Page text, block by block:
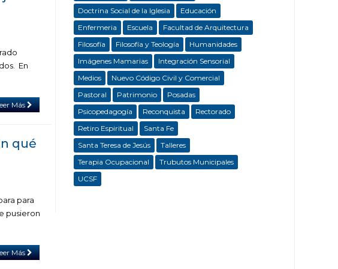
En
Más
qué
para
pusieron
Más
Doctrina Social de la Iglesia
Educación
Enfermeria
Escuela
Facultad de Arquitectura
Filosofía
Filosofía y Teología
Humanidades
Imágenes Mamarias
Integración Sensorial
Medios
Nuevo Código Civil y Comercial
Pastoral
Patrimonio
Posadas
Psicopedagogía
Reconquista
Rectorado
Retiro Espiritual
Santa Fe
Santa Teresa de Jesús
Talleres
Terapia Ocupacional
Trubutos Municipales
UCSF